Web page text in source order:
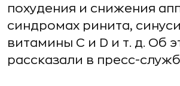
похудения и снижения
синдромах ринита,
витамины C и D и т. д. Об
рассказали в пресс-